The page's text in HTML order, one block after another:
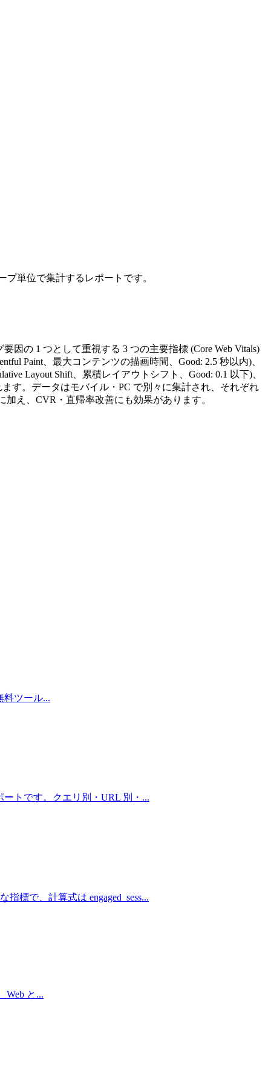
プ単位で集計するレポートです。
因の 1 つとして重視する 3 つの主要指標 (Core Web Vitals)
Paint、最大コンテンツの描画時間、Good: 2.5 秒以内)、
Layout Shift、累積レイアウトシフト、Good: 0.1 以下)、
す。データはモバイル・PC で別々に集計され、それぞれ
え、CVR・直帰率改善にも効果があります。
料ツール...
トです。クエリ別・URL 別・ ...
標で、計算式は engaged_sess...
Web と ...